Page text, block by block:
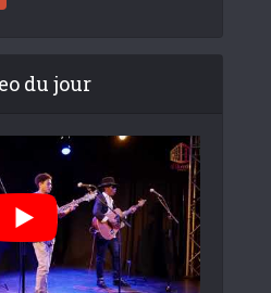
du jour